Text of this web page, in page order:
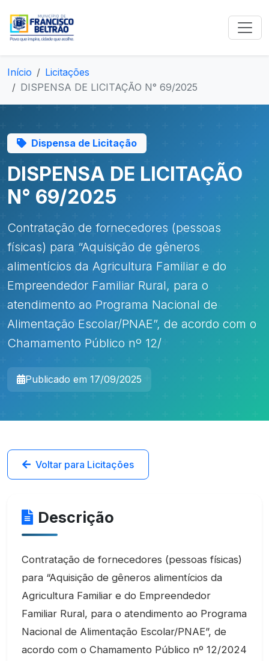
Início
Licitações
DISPENSA DE LICITAÇÃO N° 69/2025
Dispensa de Licitação
DISPENSA DE LICITAÇÃO
N° 69/2025
Contratação de fornecedores (pessoas
físicas) para “Aquisição de gêneros
alimentícios da Agricultura Familiar e do
Empreendedor Familiar Rural, para o
atendimento ao Programa Nacional de
Alimentação Escolar/PNAE”, de acordo com o
Chamamento Público nº 12/
Publicado em 17/09/2025
Voltar para Licitações
Descrição
Contratação de fornecedores (pessoas físicas)
para “Aquisição de gêneros alimentícios da
Agricultura Familiar e do Empreendedor
Familiar Rural, para o atendimento ao Programa
Nacional de Alimentação Escolar/PNAE”, de
acordo com o Chamamento Público nº 12/2024